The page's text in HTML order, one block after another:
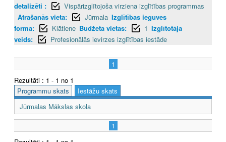
detalizēti :
Vispārizglītojoša virziena izglītības programmas
Atrašanās vieta:
Jūrmala Izglītības ieguves
forma:
Klātiene Budžeta vietas: 1 Izglītotāja
veids:
Profesionālās ievirzes izglītības iestāde
1
Rezultāti : 1 - 1 no 1
Programmu skats
Iestāžu skats
Jūrmalas Mākslas skola
1